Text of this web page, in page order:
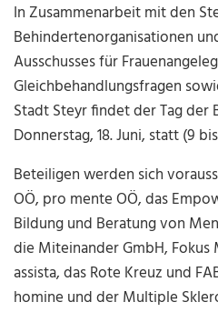
In Zusammenarbeit mit den
Behindertenorganisationen
Ausschusses für
Gleichbehandlungsfragen
Stadt Steyr findet der Tag der
Donnerstag, 18. Juni, statt (9
Beteiligen werden sich
OÖ, pro mente OÖ, das
Bildung und Beratung von
die Miteinander GmbH, Fokus
assista, das Rote Kreuz und
homine und der Multiple